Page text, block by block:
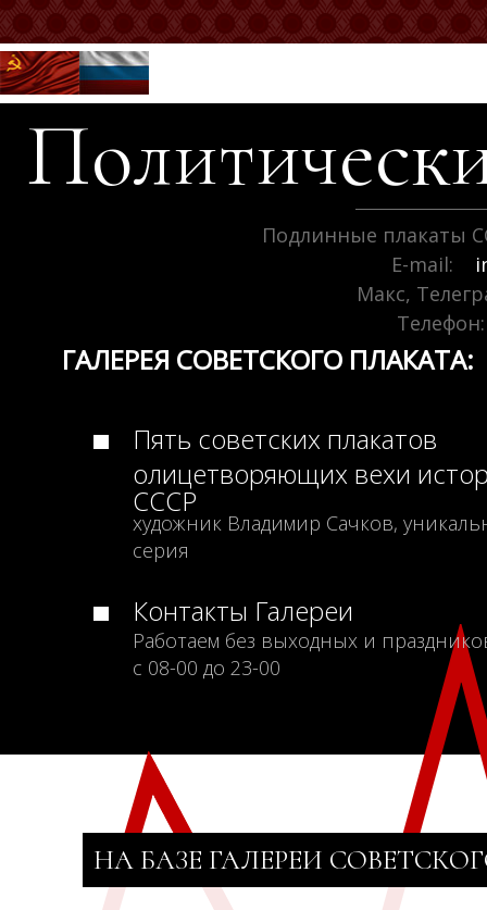
Подлинные плакаты
E-mail:
Макс,
Телефон:
ГАЛЕРЕЯ СОВЕТСКОГО ПЛАКАТА:
Пять советских плакатов
олицетворяющих вехи
СССР
художник Владимир Сачков,
серия
Контакты Галереи
Работаем без выходных и
с 08-00 до 23-00
НА БАЗЕ ГАЛЕРЕИ